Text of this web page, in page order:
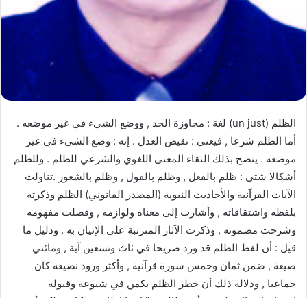
الظلم (un just) لغة : مجاوزة الحد , ووضع الشيء في غير موضعه .
أما الظلم شرعا , فيعني : نقيض العدل . إنه : وضع الشيء في غير
موضعه . يتضح بذلك التقاء المعنى اللغوي والشرعي للظلم . وللظلم
أشكالا شتى : ظلم بالفعل , وظلم بالقول , وظلم بالشعور .تناولت
الآيات القرآنية والأحاديث النبوية (المصدر القانوني) الظلم وذكرته
بلفظه واشتقاقاته , وأشارت إلى معناه ولوازمه , وفصلت مفهومه
وشرحت مضمونه , وذكرت الآثار المترتبة على الإتيان به . ودليل ما
قيل : أن لفظ الظلم قد ورد صريحا في ثاث وتسعين آية , ومائتي
صيغة , ضمن ثمان وخمس سورة قرآنية , وأكثر ورود نصيغه كان
جماعيا , ودلالة ذلك أن خطر الظلم يكمن في شيوعه وقبوله